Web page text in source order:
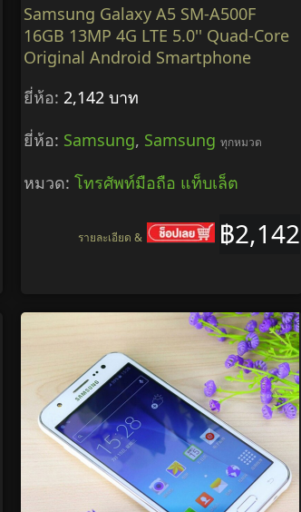
Samsung Galaxy A5 SM-A500F
16GB 13MP 4G LTE 5.0'' Quad-Core
Original Android Smartphone
ยี่ห้อ: 2,142 บาท
ยี่ห้อ: Samsung, Samsung ทุกหมวด
หมวด: โทรศัพท์มือถือ แท็บเล็ต
฿2,142
รายละเอียด &